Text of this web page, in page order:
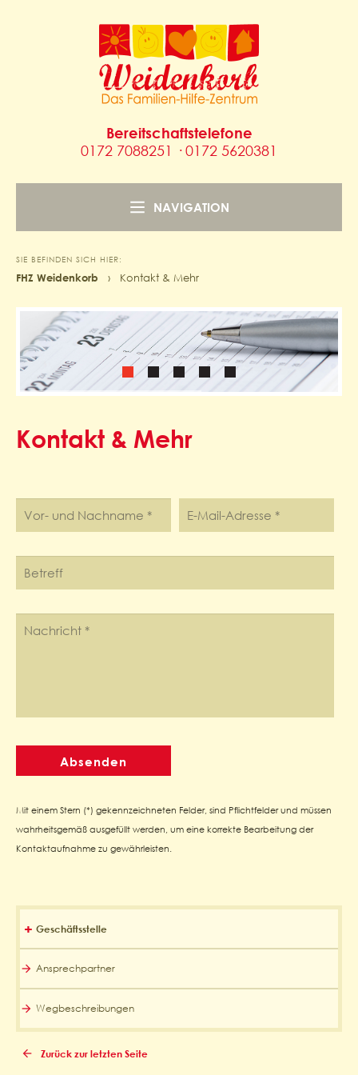
Bereitschaftstelefone
0172 7088251 · 0172 5620381
NAVIGATION
SIE BEFINDEN SICH HIER:
FHZ Weidenkorb › Kontakt & Mehr
Kontakt & Mehr
Mit einem Stern (*) gekennzeichneten Felder, sind Pflichtfelder und müssen
wahrheitsgemäß ausgefüllt werden, um eine korrekte Bearbeitung der
Kontaktaufnahme zu gewährleisten.
Geschäftsstelle
Ansprechpartner
Wegbeschreibungen
Zurück zur letzten Seite